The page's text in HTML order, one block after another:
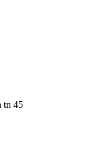
tn 45